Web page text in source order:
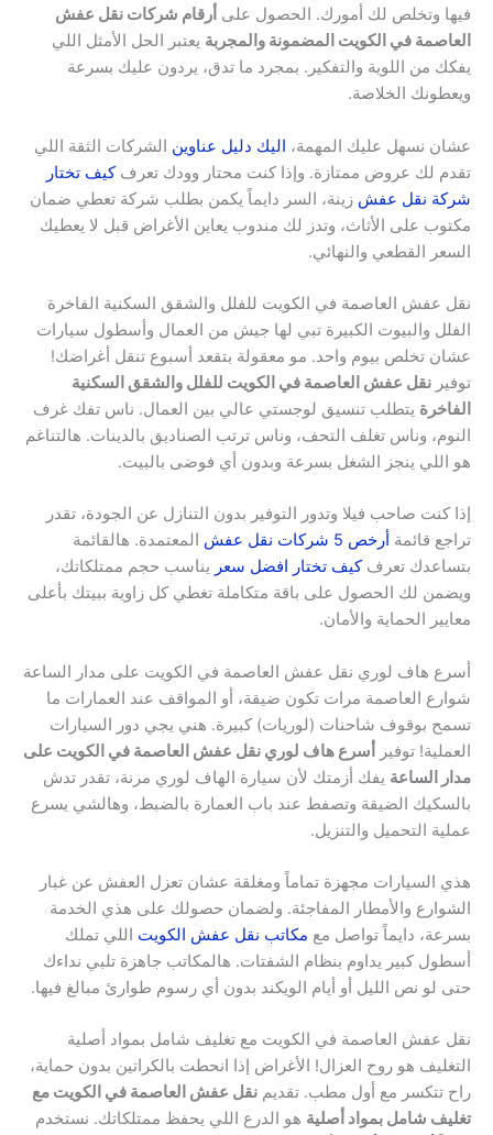
فيها وتخلص لك أمورك. الحصول على أرقام شركات نقل عفش
العاصمة في الكويت المضمونة والمجربة يعتبر الحل الأمثل اللي
يفكك من اللوية والتفكير. بمجرد ما تدق، يردون عليك بسرعة
ويعطونك الخلاصة.
عشان نسهل عليك المهمة، اليك دليل عناوين الشركات الثقة اللي
تقدم لك عروض ممتازة. وإذا كنت محتار وودك تعرفكيف تختار
شركة نقل عفش زينة، السر دايماً يكمن بطلب شركة تعطي ضمان
مكتوب على الأثاث، وتدز لك مندوب يعاين الأغراض قبل لا يعطيك
السعر القطعي والنهائي.
نقل عفش العاصمة في الكويت للفلل والشقق السكنية الفاخرة
الفلل والبيوت الكبيرة تبي لها جيش من العمال وأسطول سيارات
عشان تخلص بيوم واحد. مو معقولة بتقعد أسبوع تنقل أغراضك!
توفير نقل عفش العاصمة في الكويت للفلل والشقق السكنية
الفاخرة يتطلب تنسيق لوجستي عالي بين العمال. ناس تفك غرف
النوم، وناس تغلف التحف، وناس ترتب الصناديق بالدينات. هالتناغم
هو اللي ينجز الشغل بسرعة وبدون أي فوضى بالبيت.
إذا كنت صاحب فيلا وتدور التوفير بدون التنازل عن الجودة، تقدر
تراجع قائمة أرخص 5 شركات نقل عفش
المعتمدة. هالقائمة
بتساعدك تعرفكيف تختار افضل سعر يناسب حجم ممتلكاتك،
ويضمن لك الحصول على باقة متكاملة تغطي كل زاوية ببيتك بأعلى
معايير الحماية والأمان.
أسرع هاف لوري نقل عفش العاصمة في الكويت على مدار الساعة
شوارع العاصمة مرات تكون ضيقة، أو المواقف عند العمارات ما
تسمح بوقوف شاحنات (لوريات) كبيرة. هني يجي دور السيارات
العملية! توفير
أسرع هاف لوري نقل عفش العاصمة في الكويت على
مدار الساعة يفك أزمتك لأن سيارة الهاف لوري مرنة، تقدر تدش
بالسكيك الضيقة وتصفط عند باب العمارة بالضبط، وهالشي يسرع
عملية التحميل والتنزيل.
هذي السيارات مجهزة تماماً ومغلقة عشان تعزل العفش عن غبار
الشوارع والأمطار المفاجئة. ولضمان حصولك على هذي الخدمة
بسرعة، دايماً تواصل مع مكاتب نقل عفش الكويت اللي تملك
أسطول كبير يداوم بنظام الشفتات. هالمكاتب جاهزة تلبي نداءك
حتى لو نص الليل أو أيام الويكند بدون أي رسوم طوارئ مبالغ فيها.
نقل عفش العاصمة في الكويت مع تغليف شامل بمواد أصلية
التغليف هو روح العزال! الأغراض إذا انحطت بالكراتين بدون حماية،
راح تتكسر مع أول مطب. تقديم نقل عفش العاصمة في الكويت مع
تغليف شامل بمواد أصلية هو الدرع اللي يحفظ ممتلكاتك. نستخدم